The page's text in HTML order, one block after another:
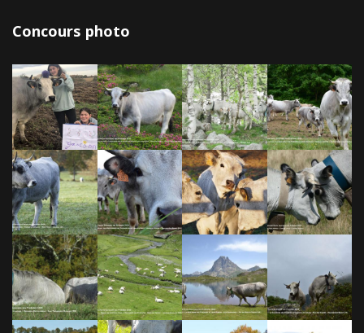
Concours photo